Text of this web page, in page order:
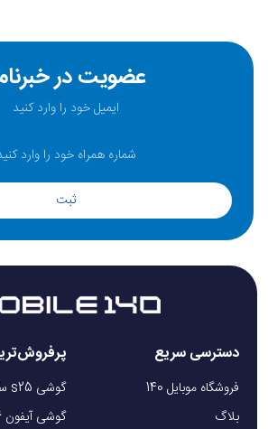
عضویت در
ثبت
دسترسی سریع
فروشگاه موبایل 140
بلاگ
گوشی s25 سامسونگ
گوشی آیفون 16